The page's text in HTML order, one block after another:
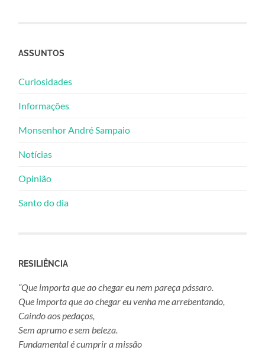
ASSUNTOS
Curiosidades
Informações
Monsenhor André Sampaio
Notícias
Opinião
Santo do dia
RESILIÊNCIA
“Que importa que ao chegar eu nem pareça pássaro.
Que importa que ao chegar eu venha me arrebentando,
Caindo aos pedaços,
Sem aprumo e sem beleza.
Fundamental é cumprir a missão